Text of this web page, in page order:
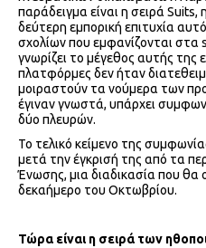
παράδειγμα είναι η σειρά Suits,
δεύτερη εμπορική επιτυχία
σχολίων που εμφανίζονται στα
γνωρίζει το μέγεθος αυτής της
πλατφόρμες δεν ήταν
μοιραστούν τα νούμερα των
έγιναν γνωστά, υπάρχει
δύο πλευρών.
Το τελικό κείμενο της
μετά την έγκρισή της από τα
Ένωσης, μια διαδικασία που
δεκαήμερο του Οκτωβρίου.
Τώρα είναι η σειρά των